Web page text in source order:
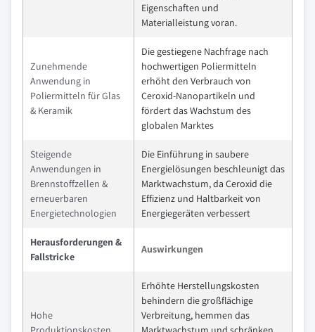
Eigenschaften und
Materialleistung voran.
Zunehmende
Anwendung in
Poliermitteln für Glas
& Keramik
Die gestiegene Nachfrage nach
hochwertigen Poliermitteln
erhöht den Verbrauch von
Ceroxid-Nanopartikeln und
fördert das Wachstum des
globalen Marktes
Steigende
Anwendungen in
Brennstoffzellen &
erneuerbaren
Energietechnologien
Die Einführung in saubere
Energielösungen beschleunigt das
Marktwachstum, da Ceroxid die
Effizienz und Haltbarkeit von
Energiegeräten verbessert
Herausforderungen &
Fallstricke
Auswirkungen
Hohe
Erhöhte Herstellungskosten
behindern die großflächige
Verbreitung, hemmen das